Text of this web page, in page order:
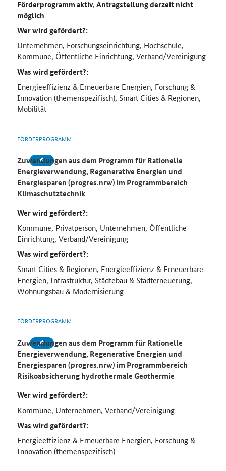
Förderprogramm aktiv, Antragstellung derzeit nicht
möglich
Wer wird gefördert?:
Unternehmen, Forschungseinrichtung, Hochschule,
Kommune, Öffentliche Einrichtung, Verband/Vereinigung
Was wird gefördert?:
Energieeffizienz & Erneuerbare Energien, Forschung &
Innovation (themenspezifisch), Smart Cities & Regionen,
Mobilität
FÖRDERPROGRAMM
Zuwendungen aus dem Programm für Rationelle
Energieverwendung, Regenerative Energien und
Energiesparen (progres.nrw) im Programmbereich
Klimaschutztechnik
Wer wird gefördert?:
Kommune, Privatperson, Unternehmen, Öffentliche
Einrichtung, Verband/Vereinigung
Was wird gefördert?:
Smart Cities & Regionen, Energieeffizienz & Erneuerbare
Energien, Infrastruktur, Städtebau & Stadterneuerung,
Wohnungsbau & Modernisierung
FÖRDERPROGRAMM
Zuwendungen aus dem Programm für Rationelle
Energieverwendung, Regenerative Energien und
Energiesparen (progres.nrw) im Programmbereich
Risikoabsicherung hydrothermale Geothermie
Wer wird gefördert?:
Kommune, Unternehmen, Verband/Vereinigung
Was wird gefördert?:
Energieeffizienz & Erneuerbare Energien, Forschung &
Innovation (themenspezifisch)